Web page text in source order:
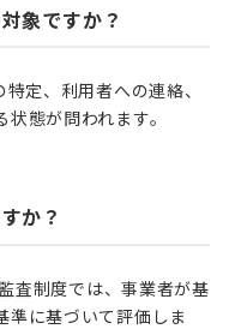
象ですか？
定、利用者への連絡、
態が問われます。
か？
査制度では、事業者が基
準に基づいて評価しま